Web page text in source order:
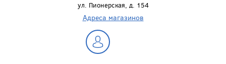
ул. Пионерская, д. 154
Адреса магазинов